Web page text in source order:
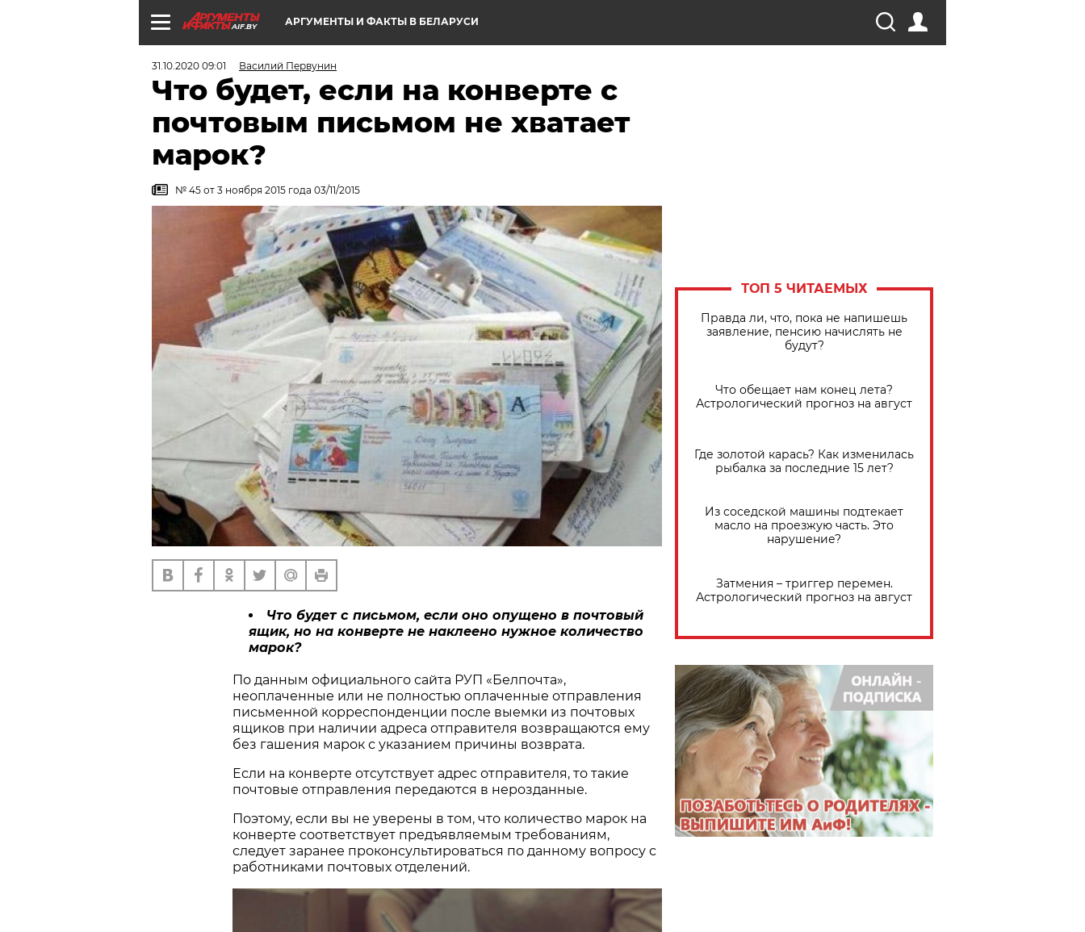
AIF.BY АРГУМЕНТЫ И ФАКТЫ В БЕЛАРУСИ
31.10.2020 09:01 Василий Первунин
Что будет, если на конверте с
почтовым письмом не хватает
марок?
№ 45 от 3 ноября 2015 года 03/11/2015
Что будет с письмом, если оно опущено в почтовый
ящик, но на конверте не наклеено нужное количество
марок?
По данным официального сайта РУП «Белпочта»,
неоплаченные или не полностью оплаченные отправления
письменной корреспонденции после выемки из почтовых
ящиков при наличии адреса отправителя возвращаются ему
без гашения марок с указанием причины возврата.
Если на конверте отсутствует адрес отправителя, то такие
почтовые отправления передаются в нерозданные.
Поэтому, если вы не уверены в том, что количество марок на
конверте соответствует предъявляемым требованиям,
следует заранее проконсультироваться по данному вопросу с
работниками почтовых отделений.
ТОП 5 ЧИТАЕМЫХ
Правда ли, что, пока не напишешь
заявление, пенсию начислять не
будут?
​Что обещает нам конец лета?
Астрологический прогноз на август
Где золотой карась? Как изменилась
рыбалка за последние 15 лет?
Из соседской машины подтекает
масло на проезжую часть. Это
нарушение?
Затмения – триггер перемен.
Астрологический прогноз на август